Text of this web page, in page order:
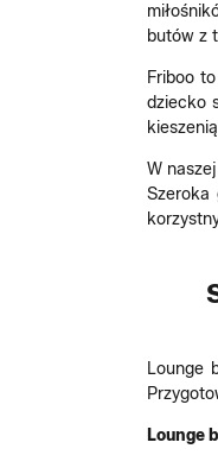
butów z
Friboo
dziecko
W
Lounge
Lounge